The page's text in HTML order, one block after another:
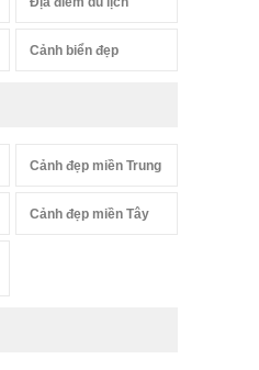
Cảnh biển đẹp
Cảnh đẹp miền Trung
Cảnh đẹp miền Tây